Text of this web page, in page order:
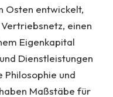
Osten entwickelt,
einen
Eigenkapital
Dienstleistungen
und
Maßstäbe für